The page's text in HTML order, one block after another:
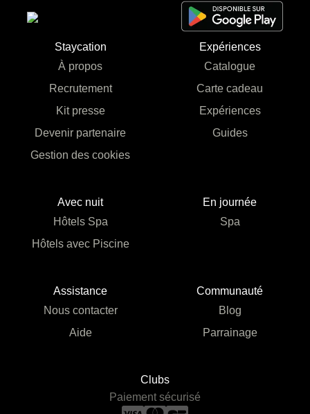
Staycation
À propos
Recrutement
Kit presse
Devenir partenaire
Gestion des cookies
Expériences
Catalogue
Carte cadeau
Expériences
Guides
Avec nuit
Hôtels Spa
Hôtels avec Piscine
En journée
Spa
Assistance
Nous contacter
Aide
Communauté
Blog
Parrainage
Clubs
Paiement sécurisé